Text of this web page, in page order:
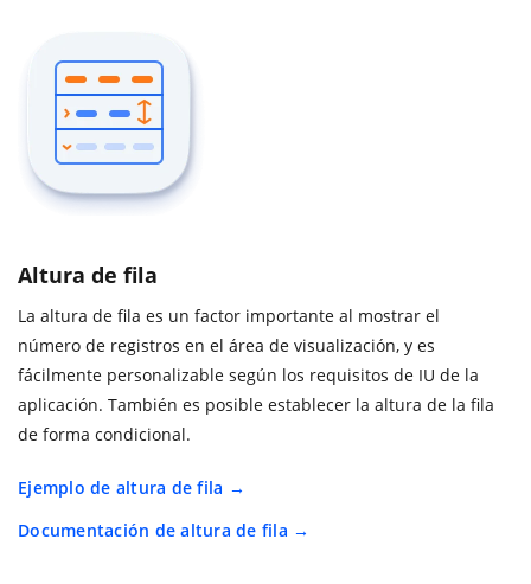
Altura de fila
La altura de fila es un factor importante al mostrar el
número de registros en el área de visualización, y es
fácilmente personalizable según los requisitos de IU de la
aplicación. También es posible establecer la altura de la fila
de forma condicional.
Ejemplo de altura de fila
Documentación de altura de fila